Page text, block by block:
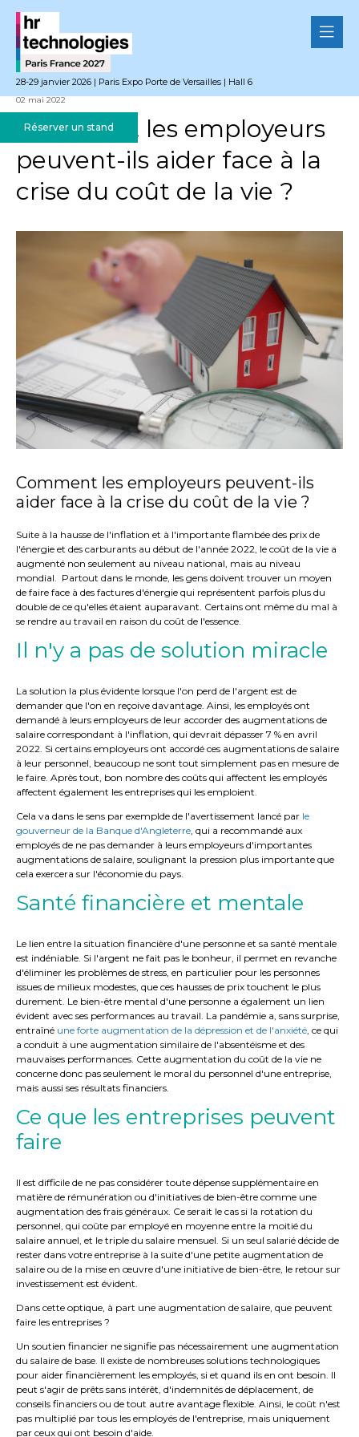
28-29 janvier 2026 | Paris Expo Porte de Versailles | Hall 6
Réserver un stand
02 mai 2022
Comment les employeurs
peuvent-ils aider face à la
crise du coût de la vie ?
Comment les employeurs peuvent-ils
aider face à la crise du coût de la vie ?
Suite à la hausse de l'inflation et à l'importante flambée des prix de
l'énergie et des carburants au début de l'année 2022, le coût de la vie a
augmenté non seulement au niveau national, mais au niveau
mondial. Partout dans le monde, les gens doivent trouver un moyen
de faire face à des factures d'énergie qui représentent parfois plus du
double de ce qu'elles étaient auparavant. Certains ont même du mal à
se rendre au travail en raison du coût de l'essence.
Il n'y a pas de solution miracle
La solution la plus évidente lorsque l'on perd de l'argent est de
demander que l'on en reçoive davantage. Ainsi, les employés ont
demandé à leurs employeurs de leur accorder des augmentations de
salaire correspondant à l'inflation, qui devrait dépasser 7 % en avril
2022. Si certains employeurs ont accordé ces augmentations de salaire
à leur personnel, beaucoup ne sont tout simplement pas en mesure de
le faire. Après tout, bon nombre des coûts qui affectent les employés
affectent également les entreprises qui les emploient.
Cela va dans le sens par exemplde de l'avertissement lancé par le
gouverneur de la Banque d'Angleterre, qui a recommandé aux
employés de ne pas demander à leurs employeurs d'importantes
augmentations de salaire, soulignant la pression plus importante que
cela exercera sur l'économie du pays.
Santé financière et mentale
Le lien entre la situation financière d'une personne et sa santé mentale
est indéniable. Si l'argent ne fait pas le bonheur, il permet en revanche
d'éliminer les problèmes de stress, en particulier pour les personnes
issues de milieux modestes, que ces hausses de prix touchent le plus
durement. Le bien-être mental d'une personne a également un lien
évident avec ses performances au travail. La pandémie a, sans surprise,
entraîné une forte augmentation de la dépression et de l'anxiété, ce qui
a conduit à une augmentation similaire de l'absentéisme et des
mauvaises performances. Cette augmentation du coût de la vie ne
concerne donc pas seulement le moral du personnel d'une entreprise,
mais aussi ses résultats financiers.
Ce que les entreprises peuvent
faire
Il est difficile de ne pas considérer toute dépense supplémentaire en
matière de rémunération ou d'initiatives de bien-être comme une
augmentation des frais généraux. Ce serait le cas si la rotation du
personnel, qui coûte par employé en moyenne entre la moitié du
salaire annuel, et le triple du salaire mensuel. Si un seul salarié décide de
rester dans votre entreprise à la suite d'une petite augmentation de
salaire ou de la mise en œuvre d'une initiative de bien-être, le retour sur
investissement est évident.
Dans cette optique, à part une augmentation de salaire, que peuvent
faire les entreprises ?
Un soutien financier ne signifie pas nécessairement une augmentation
du salaire de base. Il existe de nombreuses solutions technologiques
pour aider financièrement les employés, si et quand ils en ont besoin. Il
peut s'agir de prêts sans intérêt, d'indemnités de déplacement, de
conseils financiers ou de tout autre avantage flexible. Ainsi, le coût n'est
pas multiplié par tous les employés de l'entreprise, mais uniquement
par ceux qui ont besoin d'aide.